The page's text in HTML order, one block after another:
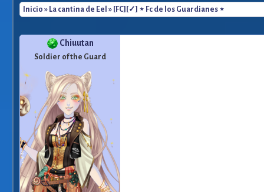
Inicio » La cantina de Eel » [FC][✓] ⋆ Fc de los Guardianes ⋆
Chiuutan
Soldier of the Guard